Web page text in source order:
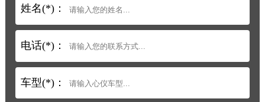
姓名(*)：
电话(*)：
车型(*)：